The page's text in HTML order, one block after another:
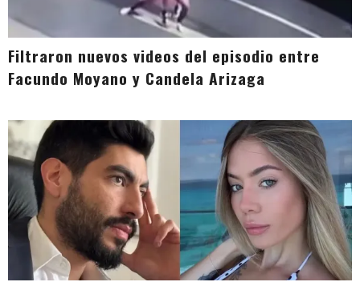
Filtraron nuevos videos del episodio entre
Facundo Moyano y Candela Arizaga